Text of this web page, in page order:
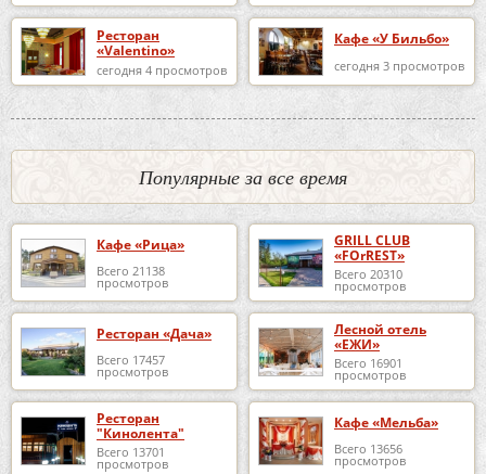
Ресторан
«Valentino»
сегодня 4 просмотров
Кафе «У Бильбо»
сегодня 3 просмотров
Популярные за все время
Кафе «Рица»
Всего 21138
просмотров
GRILL CLUB
«FOrREST»
Всего 20310
просмотров
Ресторан «Дача»
Всего 17457
просмотров
Лесной отель
«ЕЖИ»
Всего 16901
просмотров
Ресторан
"Кинолента"
Всего 13701
просмотров
Кафе «Мельба»
Всего 13656
просмотров